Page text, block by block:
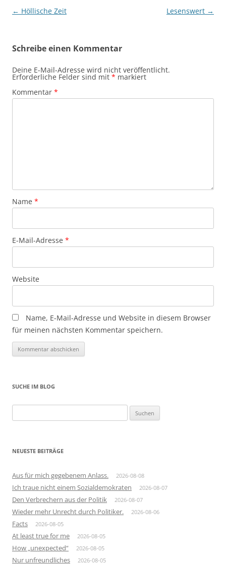
Beitragsnavigation
← Höllische Zeit Lesenswert →
Schreibe einen Kommentar
Deine E-Mail-Adresse wird nicht veröffentlicht.
Erforderliche Felder sind mit * markiert
Kommentar *
Name *
E-Mail-Adresse *
Website
Name, E-Mail-Adresse und Website in diesem Browser
für meinen nächsten Kommentar speichern.
SUCHE IM BLOG
nach:
NEUESTE BEITRÄGE
Aus für mich gegebenem Anlass. 2026-08-08
Ich traue nicht einem Sozialdemokraten 2026-08-07
Den Verbrechern aus der Politik 2026-08-07
Wieder mehr Unrecht durch Politiker. 2026-08-06
Facts 2026-08-05
At least true for me 2026-08-05
How „unexpected“ 2026-08-05
Nur unfreundliches 2026-08-05